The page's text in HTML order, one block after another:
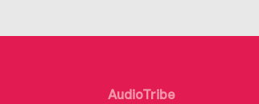
AudioTribe